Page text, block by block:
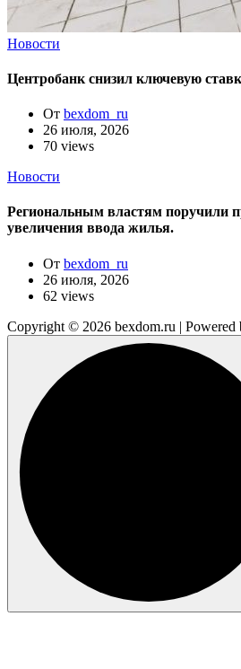
Новости
Центробанк снизил ключевую
От bexdom_ru
26 июля, 2026
70 views
Новости
Региональным властям поручили
увеличения ввода жилья.
От bexdom_ru
26 июля, 2026
62 views
Copyright © 2026 bexdom.ru | Powered